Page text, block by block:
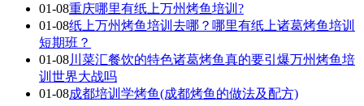
01-08重庆哪里有纸上万州烤鱼培训?
01-08纸上万州烤鱼培训去哪？哪里有纸上诸葛烤鱼培训
短期班？
01-08川菜汇餐饮的特色诸葛烤鱼真的要引爆万州烤鱼培
训世界大战吗
01-08成都培训学烤鱼(成都烤鱼的做法及配方)